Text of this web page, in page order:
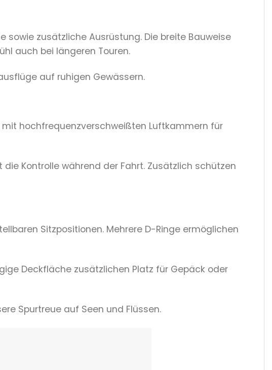
sowie zusätzliche Ausrüstung. Die breite Bauweise
auch bei längeren Touren.
auf ruhigen Gewässern.
mit hochfrequenzverschweißten Luftkammern für
Kontrolle während der Fahrt. Zusätzlich schützen
Sitzpositionen. Mehrere D-Ringe ermöglichen
Deckfläche zusätzlichen Platz für Gepäck oder
Spurtreue auf Seen und Flüssen.